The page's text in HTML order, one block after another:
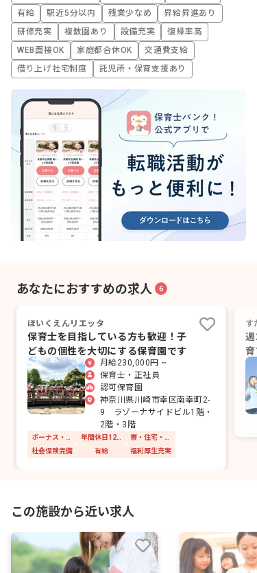
有給
駅近5分以内 残業少なめ
昇給昇進あり
研修充実
複数園あり 設備充実
復帰率高
WEB面接OK
家庭都合休OK
交通費支給
借り上げ社宅制度
託児所・保育支援あり
あなたにおすすめの求人 6
ほいくえんリエッタ
保育士を目指している方も歓迎！子
どもの個性を大切にする保育園です
月給230,000円 ~
保育士・正社員
認可保育園
神奈川県川崎市幸区南幸町2-
9 ラゾーナサイドビル1階・
2階・3階
社会保険完備
有給 福利厚生充実
す
方
この施設から近い求人